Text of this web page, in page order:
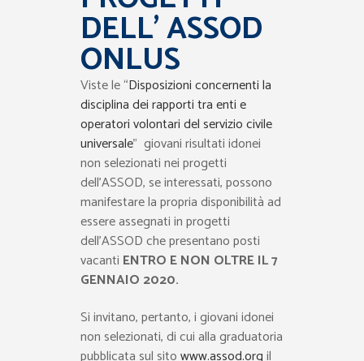
DELL’ ASSOD
ONLUS
Viste le “Disposizioni concernenti la
disciplina dei rapporti tra enti e
operatori volontari del servizio civile
universale” giovani risultati idonei
non selezionati nei progetti
dell’ASSOD, se interessati, possono
manifestare la propria disponibilità ad
essere assegnati in progetti
dell’ASSOD che presentano posti
vacanti ENTRO E NON OLTRE IL 7
GENNAIO 2020.
Si invitano, pertanto, i giovani idonei
non selezionati, di cui alla graduatoria
pubblicata sul sitowww.assod.orgil